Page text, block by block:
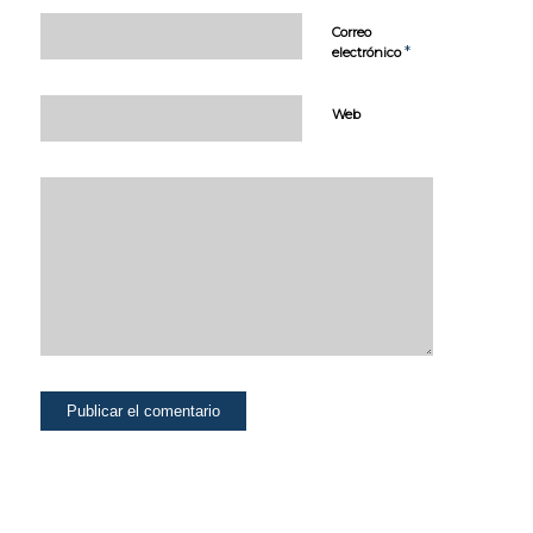
Correo
electrónico*
Web
ficticio: si tus últimas
te mostraríamos
genérica, sino que
búsquedas, gustos e
intereses, ajustándose